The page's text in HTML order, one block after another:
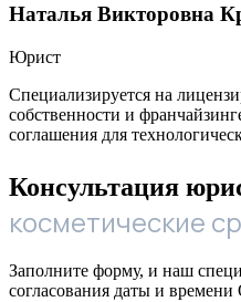
Наталья Викторовна
Юрист
Специализируется на
собственности и
соглашения для
Консультация
косметические
Заполните форму, и наш
согласования даты и